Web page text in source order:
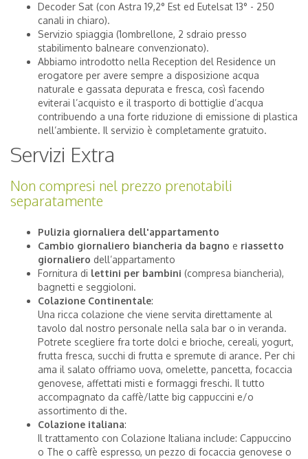
Decoder Sat (con Astra 19,2° Est ed Eutelsat 13° - 250
canali in chiaro).
Servizio spiaggia (1ombrellone, 2 sdraio presso
stabilimento balneare convenzionato).
Abbiamo introdotto nella Reception del Residence un
erogatore per avere sempre a disposizione acqua
naturale e gassata depurata e fresca, così facendo
eviterai l’acquisto e il trasporto di bottiglie d’acqua
contribuendo a una forte riduzione di emissione di plastica
nell’ambiente. Il servizio è completamente gratuito.
Servizi Extra
Non compresi nel prezzo prenotabili
separatamente
Pulizia giornaliera dell'appartamento
Cambio giornaliero biancheria da bagno e riassetto
giornaliero dell’appartamento
Fornitura di lettini per bambini (compresa biancheria),
bagnetti e seggioloni.
Colazione Continentale:
Una ricca colazione che viene servita direttamente al
tavolo dal nostro personale nella sala bar o in veranda.
Potrete scegliere fra torte dolci e brioche, cereali, yogurt,
frutta fresca, succhi di frutta e spremute di arance. Per chi
ama il salato offriamo uova, omelette, pancetta, focaccia
genovese, affettati misti e formaggi freschi. Il tutto
accompagnato da caffè/latte big cappuccini e/o
assortimento di the.
Colazione italiana:
Il trattamento con Colazione Italiana include: Cappuccino
o The o caffè espresso, un pezzo di focaccia genovese o